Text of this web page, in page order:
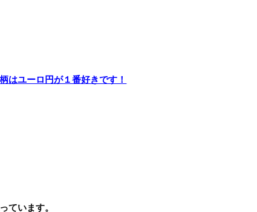
はユーロ円が１番好きです！
ています。